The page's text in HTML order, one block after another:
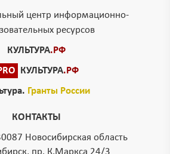
центр информационно-
ресурсов
КУЛЬТУРА.РФ
КУЛЬТУРА.РФ
Гранты России
КОНТАКТЫ
Новосибирская область